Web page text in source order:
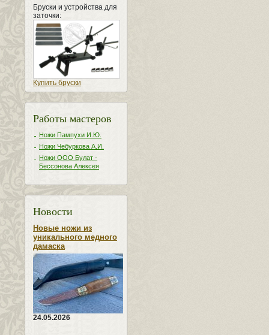
Бруски и устройства для
заточки:
Купить бруски
Работы мастеров
Ножи Пампухи И.Ю.
Ножи Чебуркова А.И.
Ножи ООО Булат -
Бессонова Алексея
Новости
Новые ножи из
уникального медного
дамаска
24.05.2026